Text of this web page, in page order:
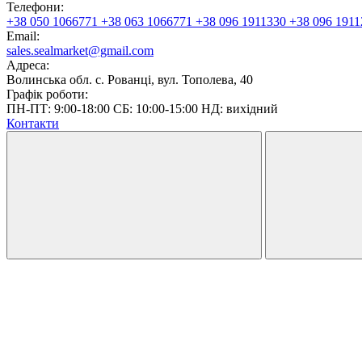
Телефони:
+38 050 1066771 +38 063 1066771 +38 096 1911330 +38 096
Email:
sales.sealmarket@gmail.com
Адреса:
Волинська обл. с. Рованці, вул. Тополева, 40
Графік роботи:
ПН-ПТ: 9:00-18:00 СБ: 10:00-15:00 НД: вихідний
Контакти